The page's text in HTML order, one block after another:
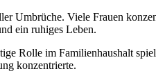
Umbrüche. Viele Frauen
ein ruhiges Leben.
Rolle im Familienhaushalt
konzentrierte.